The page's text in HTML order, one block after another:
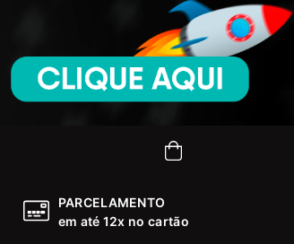
PARCELAMENTO
em até 12x no cartão